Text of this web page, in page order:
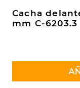
Cacha
mm C-6203.3